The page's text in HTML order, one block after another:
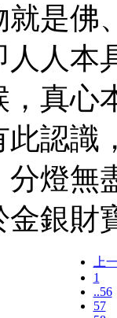
是佛
人本
真心
此認識
燈無
金銀財
上
1
..56
57